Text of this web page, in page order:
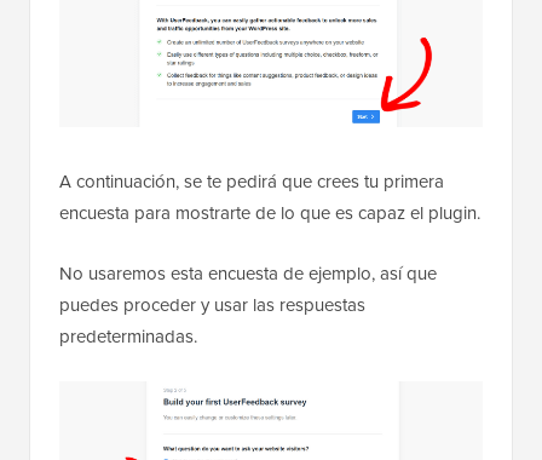
A continuación, se te pedirá que crees tu primera
encuesta para mostrarte de lo que es capaz el plugin.
No usaremos esta encuesta de ejemplo, así que
puedes proceder y usar las respuestas
predeterminadas.